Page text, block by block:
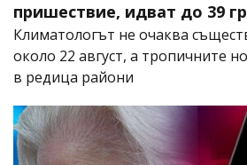
пришествие, идват до 39
Климатологът не очаква
около 22 август, а тропичните
в редица райони